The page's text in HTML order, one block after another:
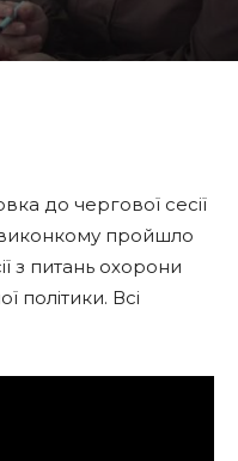
до чергової сесії
виконкому пройшло
з питань охорони
політики. Всі